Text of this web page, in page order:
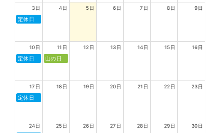
3日
定休日
4日 5日 6日 7日 8日 9日
10日
定休日
11日
山の日
12日 13日 14日 15日 16日
17日
定休日
18日 19日 20日 21日 22日 23日
24日 25日 26日 27日 28日 29日 30日